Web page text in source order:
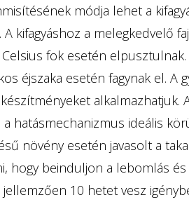
módja lehet a
A kifagyáshoz a melegkedvelő
fok esetén
éjszaka esetén fagynak el. A
alkalmazhatjuk.
a hatásmechanizmus ideális
növény esetén javasolt a
hogy beinduljon a lebomlás
10 hetet vesz